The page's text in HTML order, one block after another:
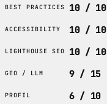
BEST PRACTICES 10 / 10
ACCESSIBILITY 10 / 10
LIGHTHOUSE SEO 10 / 10
GEO / LLM 9 / 15
PROFIL 6 / 10